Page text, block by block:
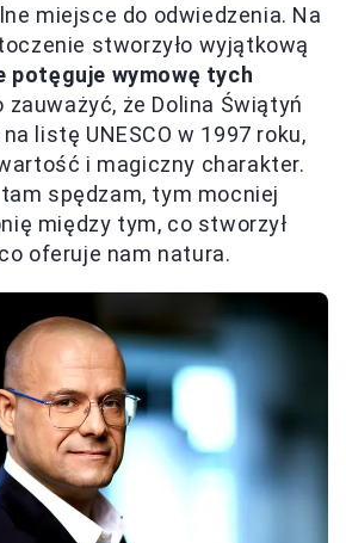
miejsce do odwiedzenia. Na
stworzyło wyjątkową
potęguje wymowę tych
zauważyć, że Dolina Świątyń
listę UNESCO w 1997 roku,
i magiczny charakter.
spędzam, tym mocniej
między tym, co stworzył
oferuje nam natura.